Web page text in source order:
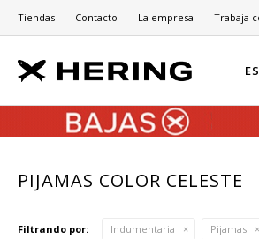
Tiendas Contacto La empresa Trabaja
PIJAMAS COLOR CELESTE
Filtrando por: Indumentaria Pijamas